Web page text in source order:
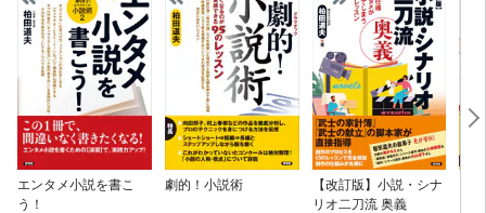
エンタメ小説を書こ
う！
劇的！小説術
【改訂版】小説・シナ
リオ二刀流 奥義